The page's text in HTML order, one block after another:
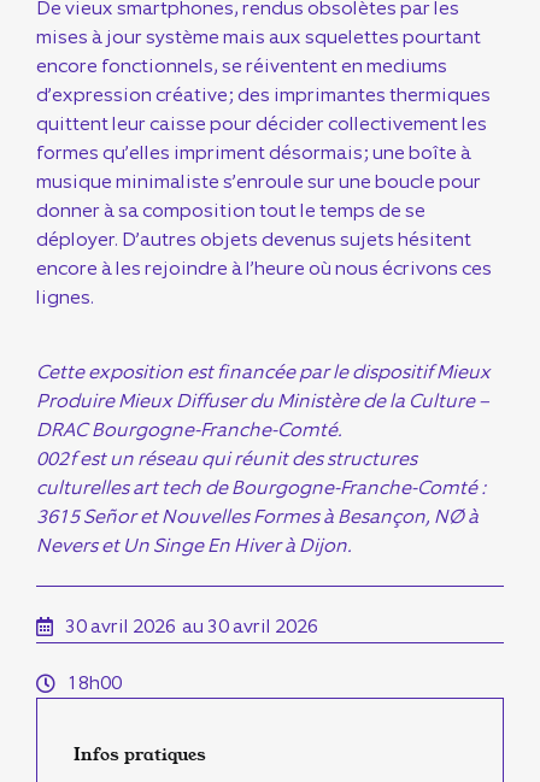
De vieux smartphones, rendus obsolètes par les
mises à jour système mais aux squelettes pourtant
encore fonctionnels, se réiventent en mediums
d’expression créative; des imprimantes thermiques
quittent leur caisse pour décider collectivement les
formes qu’elles impriment désormais; une boîte à
musique minimaliste s’enroule sur une boucle pour
donner à sa composition tout le temps de se
déployer. D’autres objets devenus sujets hésitent
encore à les rejoindre à l’heure où nous écrivons ces
lignes.
Cette exposition est financée par le dispositif Mieux
Produire Mieux Diffuser du Ministère de la Culture –
DRAC Bourgogne-Franche-Comté.
002f est un réseau qui réunit des structures
culturelles art tech de Bourgogne-Franche-Comté :
3615 Señor et Nouvelles Formes à Besançon, NØ à
Nevers et Un Singe En Hiver à Dijon.
30 avril 2026 au 30 avril 2026
18h00
Infos pratiques